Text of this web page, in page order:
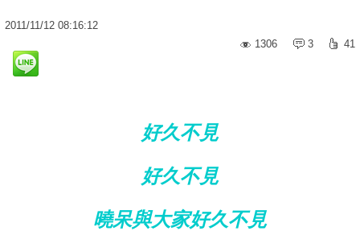
2011/11/12 08:16:12
1306
3 41
好久不見
好久不見
曉呆與大家好久不見